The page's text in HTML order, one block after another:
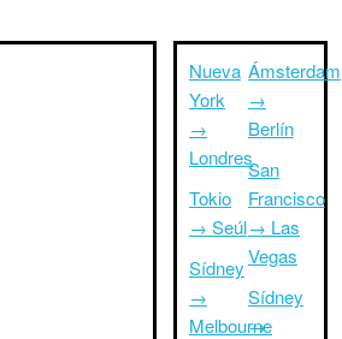
Nueva
York
→
Londres
Tokio
→ Seúl
Sídney
→
Melbourne
Ámsterdam
→
Berlín
San
Francisco
→ Las
Vegas
Sídney
→